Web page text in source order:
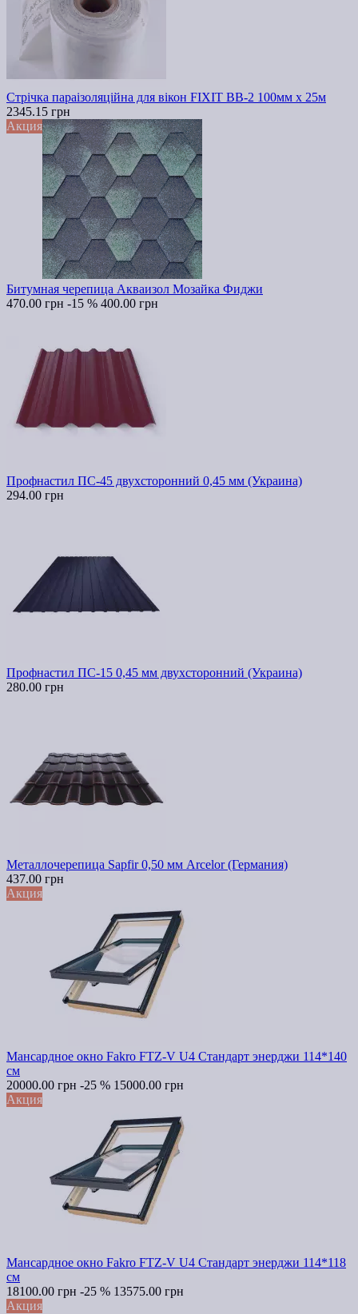
Стрічка параізоляційна для вікон FIXIT ВВ-2 100мм х 25м
2345.15 грн
Акция
Битумная черепица Акваизол Мозайка Фиджи
470.00 грн -15 % 400.00 грн
Профнастил ПС-45 двухсторонний 0,45 мм (Украина)
294.00 грн
Профнастил ПС-15 0,45 мм двухсторонний (Украина)
280.00 грн
Металлочерепица Sapfir 0,50 мм Arcelor (Германия)
437.00 грн
Акция
Мансардное окно Fakro FTZ-V U4 Стандарт энерджи 114*140
см
20000.00 грн -25 % 15000.00 грн
Акция
Мансардное окно Fakro FTZ-V U4 Стандарт энерджи 114*118
см
18100.00 грн -25 % 13575.00 грн
Акция